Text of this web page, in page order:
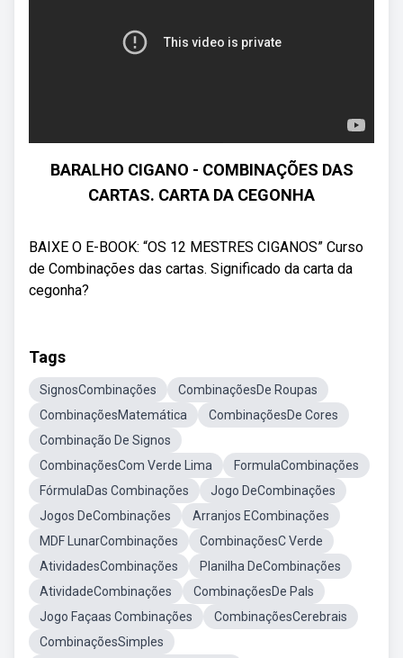
BARALHO CIGANO - COMBINAÇÕES DAS
CARTAS. CARTA DA CEGONHA
BAIXE O E-BOOK: “OS 12 MESTRES CIGANOS” Curso
de Combinações das cartas. Significado da carta da
cegonha?
Tags
SignosCombinações
CombinaçõesDe Roupas
CombinaçõesMatemática
CombinaçõesDe Cores
Combinação De Signos
CombinaçõesCom Verde Lima
FormulaCombinações
FórmulaDas Combinações
Jogo DeCombinações
Jogos DeCombinações
Arranjos ECombinações
MDF LunarCombinações
CombinaçõesC Verde
AtividadesCombinações
Planilha DeCombinações
AtividadeCombinações
CombinaçõesDe Pals
Jogo Façaas Combinações
CombinaçõesCerebrais
CombinaçõesSimples